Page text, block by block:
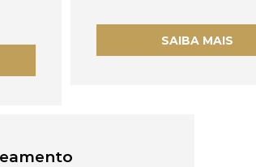
SAIBA MAIS